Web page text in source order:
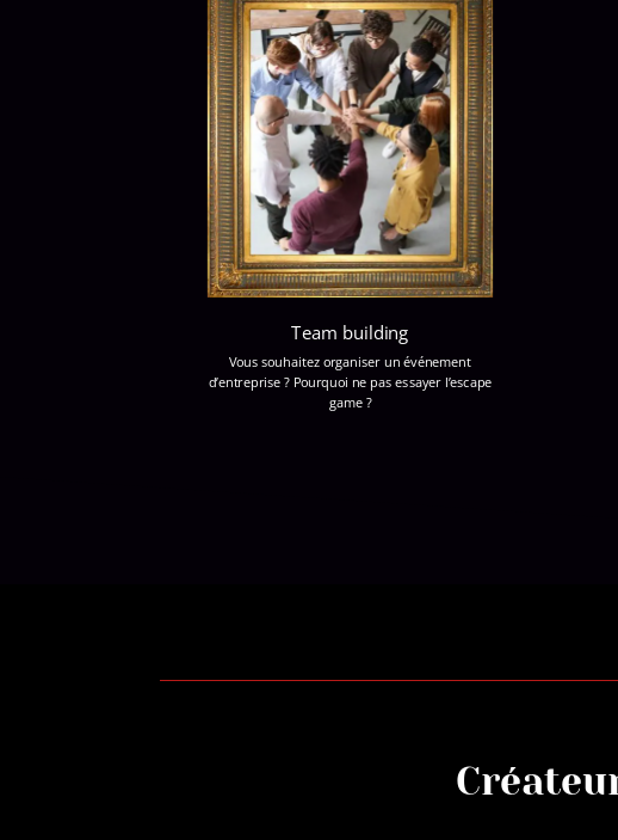
Team building
Vous souhaitez organiser un événement
d’entreprise ? Pourquoi ne pas essayer l’escape
game ?